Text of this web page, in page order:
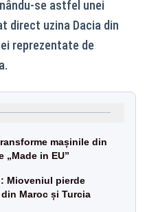
se astfel unei
direct uzina Dacia din
reprezentate de
mașinile din
„Made in EU”
Mioveniul pierde
Maroc și Turcia